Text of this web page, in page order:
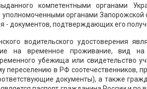
компетентными органами
органами Запорожской
- документов, подтверждающих его
водительского удостоверения
на временное проживание, вид на
убежища или свидетельство
переселению в РФ соотечественников,
документы), а также